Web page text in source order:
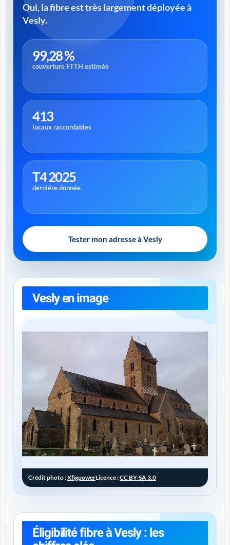
Oui, la fibre est très largement déployée à
Vesly.
99,28 %
couverture FTTH estimée
413
locaux raccordables
T4 2025
dernière donnée
Tester mon adresse à Vesly
Vesly en image
Crédit photo :XfigpowerLicence :CC BY-SA 3.0
Éligibilité fibre à Vesly : les